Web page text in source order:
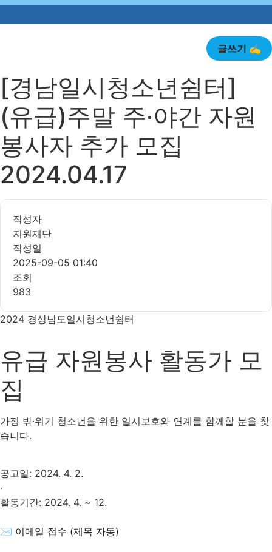
글쓰기 ✍️
[경남일시청소년쉼터]
(유급)주말 주‧야간 자원
봉사자 추가 모집
2024.04.17
작성자
지원재단
작성일
2025-09-05 01:40
조회
983
2024 경상남도일시청소년쉼터
유급 자원봉사 활동가 모
집
가정 밖·위기 청소년을 위한 일시보호와 연계를 함께할 분을 찾
습니다.
공고일: 2024. 4. 2.
·
활동기간: 2024. 4. ~ 12.
✉ 이메일 접수 (제목 자동)